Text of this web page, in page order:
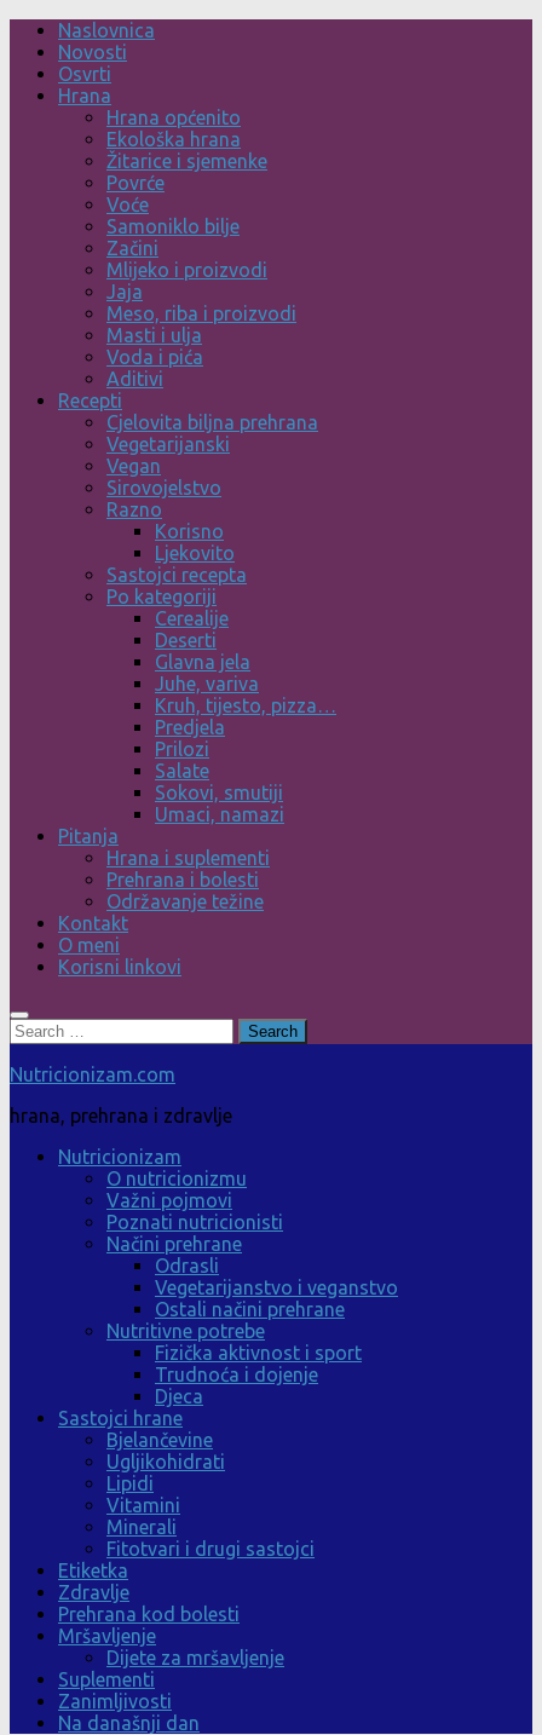
Skip
content
Naslovnica
Novosti
Osvrti
Hrana
Hrana općenito
Ekološka hrana
Žitarice i sjemenke
Povrće
Voće
Samoniklo bilje
Začini
Mlijeko i proizvodi
Jaja
Meso, riba i proizvodi
Masti i ulja
Voda i pića
Aditivi
Recepti
Cjelovita biljna prehrana
Vegetarijanski
Vegan
Sirovojelstvo
Razno
Korisno
Ljekovito
Sastojci recepta
Po kategoriji
Cerealije
Deserti
Glavna jela
Juhe, variva
Kruh, tijesto, pizza…
Predjela
Prilozi
Salate
Sokovi, smutiji
Umaci, namazi
Pitanja
Hrana i suplementi
Prehrana i bolesti
Održavanje težine
Kontakt
O meni
Korisni linkovi
Search
for:
Nutricionizam.com
hrana, prehrana i zdravlje
Nutricionizam
O nutricionizmu
Važni pojmovi
Poznati nutricionisti
Načini prehrane
Odrasli
Vegetarijanstvo i veganstvo
Ostali načini prehrane
Nutritivne potrebe
Fizička aktivnost i sport
Trudnoća i dojenje
Djeca
Sastojci hrane
Bjelančevine
Ugljikohidrati
Lipidi
Vitamini
Minerali
Fitotvari i drugi sastojci
Etiketka
Zdravlje
Prehrana kod bolesti
Mršavljenje
Dijete za mršavljenje
Suplementi
Zanimljivosti
Na današnji dan